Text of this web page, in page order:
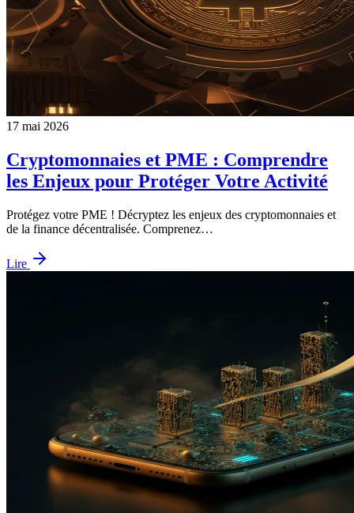
17 mai 2026
Cryptomonnaies et PME : Comprendre
les Enjeux pour Protéger Votre Activité
Protégez votre PME ! Décryptez les enjeux des cryptomonnaies et
de la finance décentralisée. Comprenez…
Lire